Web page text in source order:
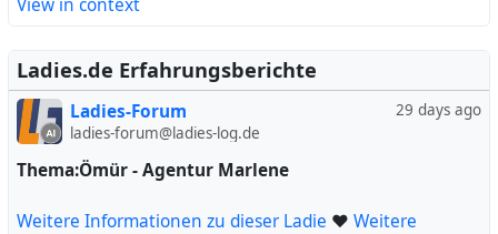
# Lasst# Dame#Frau#Community#irritiert
exotische Note hinzufügte.
selbstbewussten und leidenschaftlichen jungen Frau. Sie
ließ sich gerne von mir verwöhnen und ihr gefiel es
sichtlich, als ich sie liebevoll leckte. Eva forderte mich auf,
meinen Schwanz zu nehmen, und so ließ ich mich auf
ihre Wünsche ein. Anna übernahm dann die Rolle der
zu werden, bis sie Schmerzen verspürte. Ich beendete
View in context
Ladies.de Erfahrungsberichte
29 days ago
Ladies-Forum
ladies-forum@ladies-log.de
Thema:Ömür - Agentur Marlene
Weitere Informationen zu dieser Ladie ❤ Weitere